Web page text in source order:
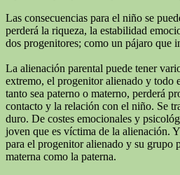
Las consecuencias para el niño se
perderá la riqueza, la estabilidad
dos progenitores; como un pájaro que
La alienación parental puede tener
extremo, el progenitor alienado y todo
tanto sea paterno o materno, perderá
contacto y la relación con el niño. Se
duro. De costes emocionales y
joven que es víctima de la alienación.
para el progenitor alienado y su grupo
materna como la paterna.